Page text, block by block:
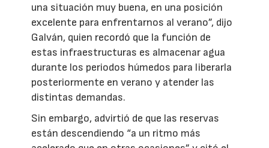
una situación muy buena, en una posición
excelente para enfrentarnos al verano”, dijo
Galván, quien recordó que la función de
estas infraestructuras es almacenar agua
durante los periodos húmedos para liberarla
posteriormente en verano y atender las
distintas demandas.
Sin embargo, advirtió de que las reservas
están descendiendo “a un ritmo más